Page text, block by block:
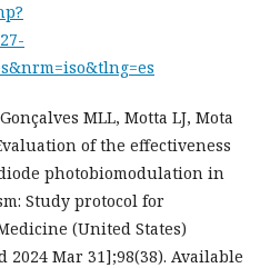
MLL, Motta LJ, Mota
of the effectiveness
photobiomodulation in
Study protocol for
(United States)
2024 Mar 31];98(38). Available